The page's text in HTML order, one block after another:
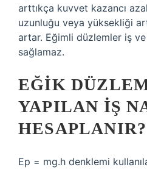
arttıkça kuvvet kazancı
uzunluğu veya yüksekliği
artar. Eğimli düzlemler iş ve
sağlamaz.
EĞIK
YAPILAN IŞ
HESAPLANIR?
Ep = mg.h denklemi